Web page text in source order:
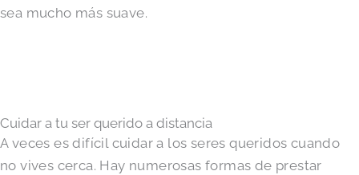
sea mucho más suave.
Cuidar a tu ser querido a distancia
A veces es difícil cuidar a los seres queridos cuando
no vives cerca. Hay numerosas formas de prestar